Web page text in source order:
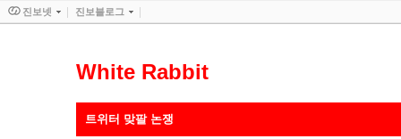
White Rabbit
트위터 맞팔 논쟁
진보넷 진보블로그